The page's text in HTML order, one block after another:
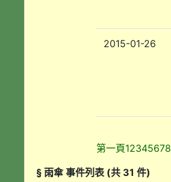
2015-01-26
第一頁12345678
§ 雨傘 事件列表 (共 31 件)